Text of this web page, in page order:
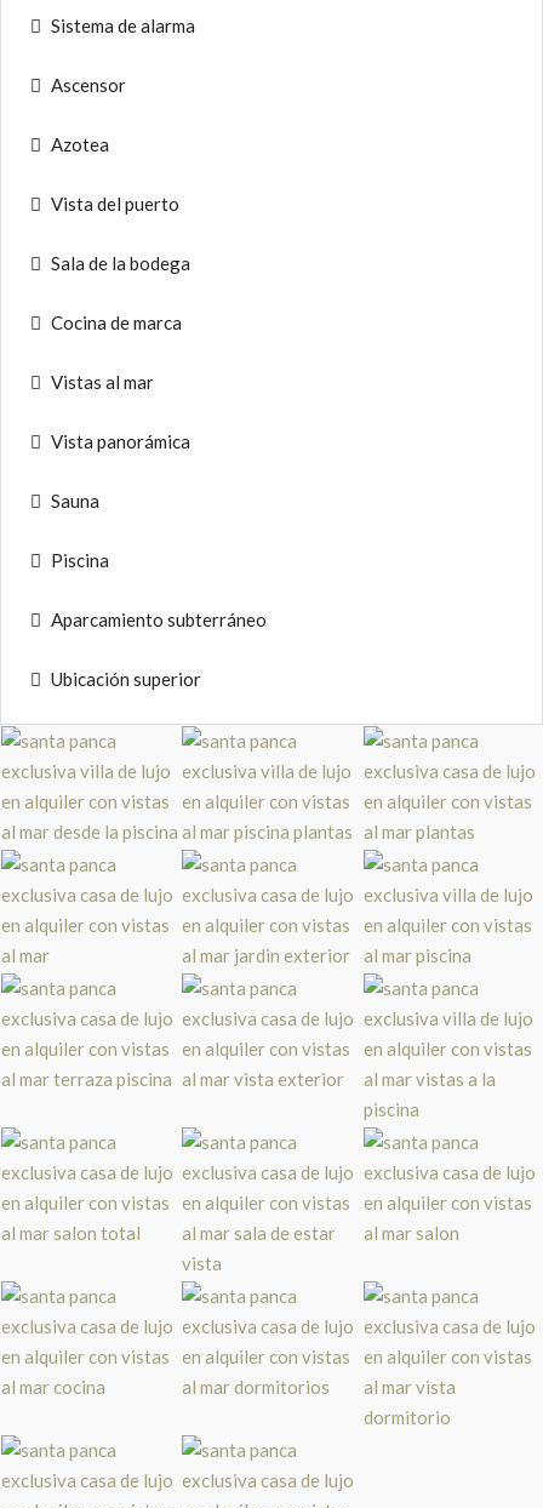
Sistema de alarma
Ascensor
Azotea
Vista del puerto
Sala de la bodega
Cocina de marca
Vistas al mar
Vista panorámica
Sauna
Piscina
Aparcamiento subterráneo
Ubicación superior